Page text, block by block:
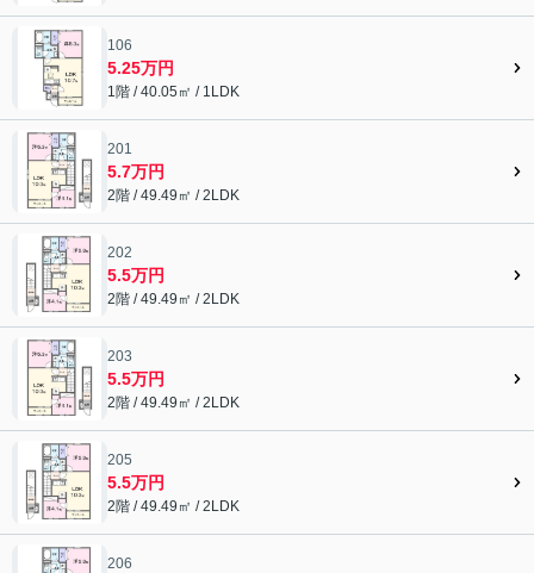
106
5.25万円
1階 / 40.05㎡ / 1LDK
201
5.7万円
2階 / 49.49㎡ / 2LDK
202
5.5万円
2階 / 49.49㎡ / 2LDK
203
5.5万円
2階 / 49.49㎡ / 2LDK
205
5.5万円
2階 / 49.49㎡ / 2LDK
206